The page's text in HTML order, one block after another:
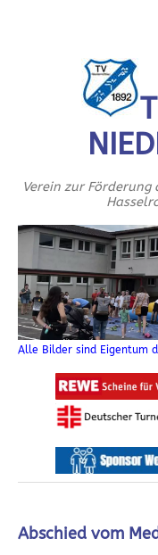
Verein zur
Alle Bilder sind Eigentum
Abschied vom